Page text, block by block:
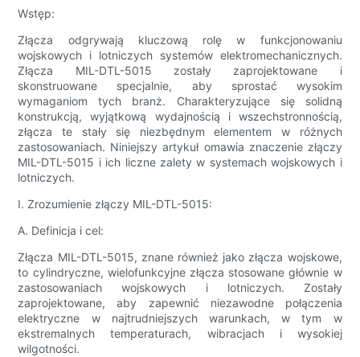
Wstęp:
Złącza odgrywają kluczową rolę w funkcjonowaniu
wojskowych i lotniczych systemów elektromechanicznych.
Złącza MIL-DTL-5015 zostały zaprojektowane i
skonstruowane specjalnie, aby sprostać wysokim
wymaganiom tych branż. Charakteryzujące się solidną
konstrukcją, wyjątkową wydajnością i wszechstronnością,
złącza te stały się niezbędnym elementem w różnych
zastosowaniach. Niniejszy artykuł omawia znaczenie złączy
MIL-DTL-5015 i ich liczne zalety w systemach wojskowych i
lotniczych.
I. Zrozumienie złączy MIL-DTL-5015:
A. Definicja i cel:
Złącza MIL-DTL-5015, znane również jako złącza wojskowe,
to cylindryczne, wielofunkcyjne złącza stosowane głównie w
zastosowaniach wojskowych i lotniczych. Zostały
zaprojektowane, aby zapewnić niezawodne połączenia
elektryczne w najtrudniejszych warunkach, w tym w
ekstremalnych temperaturach, wibracjach i wysokiej
wilgotności.